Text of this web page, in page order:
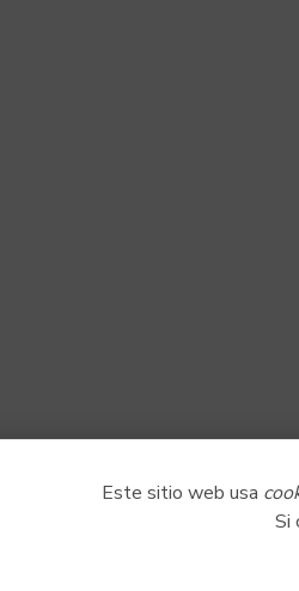
Este sitio web usa
Si